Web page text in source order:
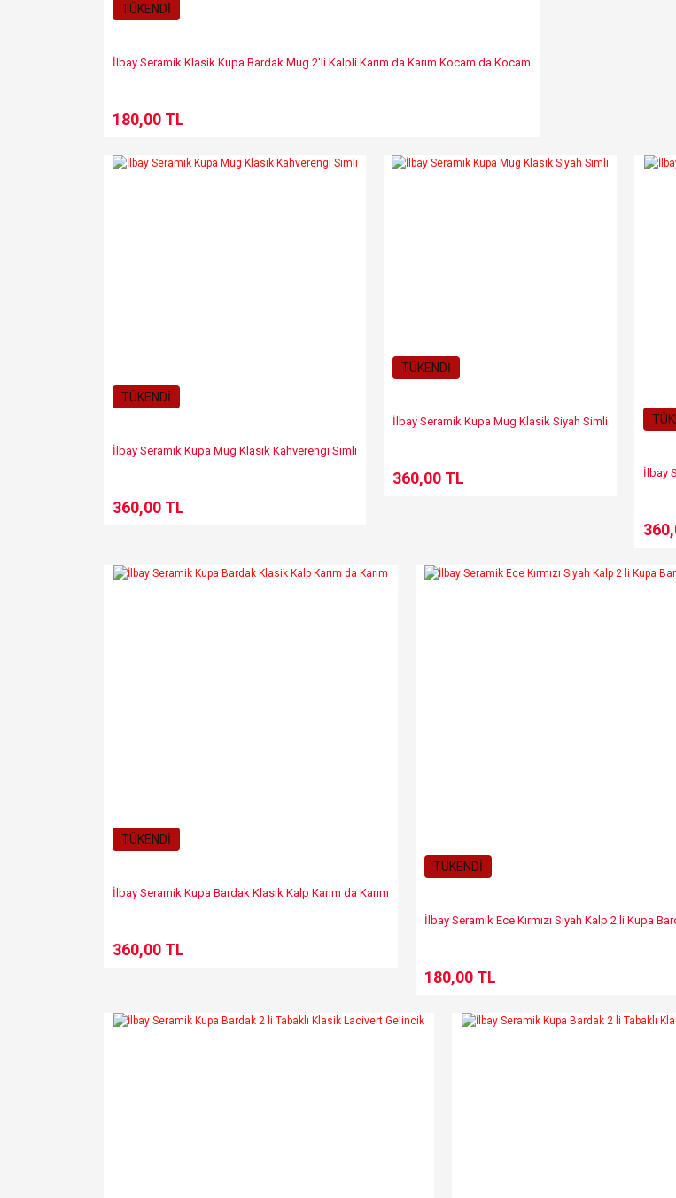
TÜKENDİ
İlbay Seramik Klasik Kupa Bardak Mug 2'li Kalpli Karım da Karım Kocam da Kocam
180,00 TL
TÜKENDİ
İlbay Seramik Kupa Mug Klasik Kahverengi Simli
360,00 TL
TÜKENDİ
İlbay Seramik Kupa Mug Klasik Siyah Simli
360,00 TL İlbay
TÜKENDİ
İlbay Seramik Kupa Bardak Klasik Kalp Karım da Karım
360,00 TL
TÜKENDİ
İlbay Seramik Ece Kırmızı Siyah Kalp 2 li Kupa
180,00 TL